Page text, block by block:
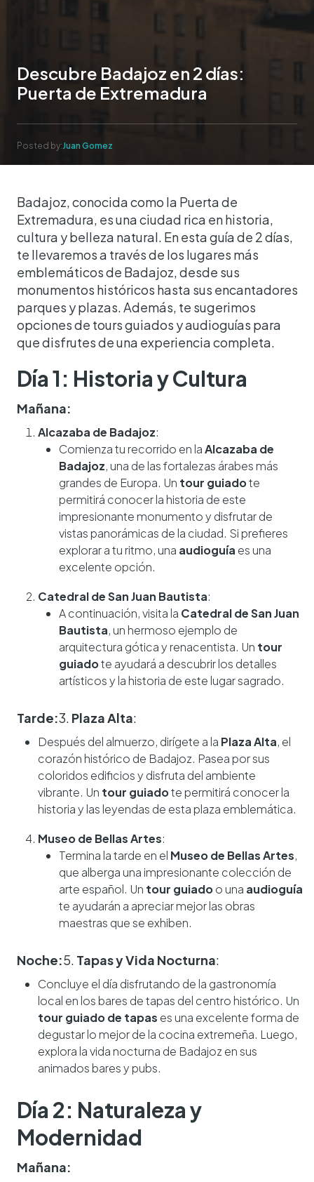
Descubre Badajoz en 2 días:
Puerta de Extremadura
Posted by:Juan Gomez
Badajoz, conocida como la Puerta de
Extremadura, es una ciudad rica en historia,
cultura y belleza natural. En esta guía de 2 días,
te llevaremos a través de los lugares más
emblemáticos de Badajoz, desde sus
monumentos históricos hasta sus encantadores
parques y plazas. Además, te sugerimos
opciones de tours guiados y audioguías para
que disfrutes de una experiencia completa.
Día 1: Historia y Cultura
Mañana:
Alcazaba de Badajoz:
Comienza tu recorrido en laAlcazaba de
Badajoz, una de las fortalezas árabes más
grandes de Europa. Un tour guiadote
permitirá conocer la historia de este
impresionante monumento y disfrutar de
vistas panorámicas de la ciudad. Si prefieres
explorar a tu ritmo, una audioguía es una
excelente opción.
Catedral de San Juan Bautista:
A continuación, visita la Catedral de San Juan
Bautista, un hermoso ejemplo de
arquitectura gótica y renacentista. Un tour
guiadote ayudará a descubrir los detalles
artísticos y la historia de este lugar sagrado.
Tarde:3. Plaza Alta:
Después del almuerzo, dirígete a la Plaza Alta, el
corazón histórico de Badajoz. Pasea por sus
coloridos edificios y disfruta del ambiente
vibrante. Un tour guiadote permitirá conocer la
historia y las leyendas de esta plaza emblemática.
Museo de Bellas Artes:
Termina la tarde en el Museo de Bellas Artes,
que alberga una impresionante colección de
arte español. Un tour guiadoo una audioguía
te ayudarán a apreciar mejor las obras
maestras que se exhiben.
Noche:5. Tapas y Vida Nocturna:
Concluye el día disfrutando de la gastronomía
local en los bares de tapas del centro histórico. Un
tour guiado de tapas es una excelente forma de
degustar lo mejor de la cocina extremeña. Luego,
explora la vida nocturna de Badajoz en sus
animados bares y pubs.
Día 2: Naturaleza y
Modernidad
Mañana: